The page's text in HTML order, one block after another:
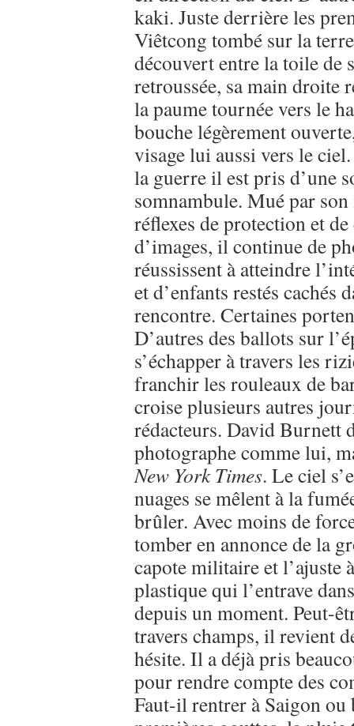
kaki. Juste derrière les
Viêtcong tombé sur la
découvert entre la toile de
retroussée, sa main droite
la paume tournée vers le
bouche légèrement
visage lui aussi vers le
la guerre il est pris d’une
somnambule. Mué par
réflexes de protection et
d’images, il continue de
réussissent à atteindre
et d’enfants restés cachés
rencontre. Certaines
D’autres des ballots sur
s’échapper à travers les
franchir les rouleaux de
croise plusieurs autres
rédacteurs. David Burnett
photographe comme lui,
New York Times. Le ciel
nuages se mêlent à la
brûler. Avec moins de
tomber en annonce de la
capote militaire et l’ajuste
plastique qui l’entrave
depuis un moment. Peut-
travers champs, il revient
hésite. Il a déjà pris
pour rendre compte des
Faut-il rentrer à Saigon ou